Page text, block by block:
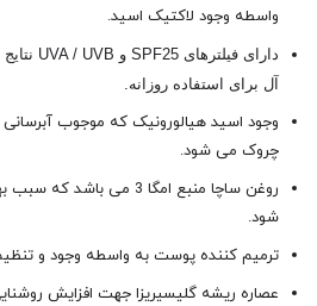
واسطه وجود لاکتیک اسید.
دارای فیلترهای SPF25و UVA / UVB
آل برای استفاده روزانه.
وجود اسید هیالورونیک که موجوب
چروک می شود.
روغن ساچا منبع امگا 3
شود.
ترمیم کننده پوست به واسطه وجود و
عصاره ریشه گلیسیریزا جهت افزایش